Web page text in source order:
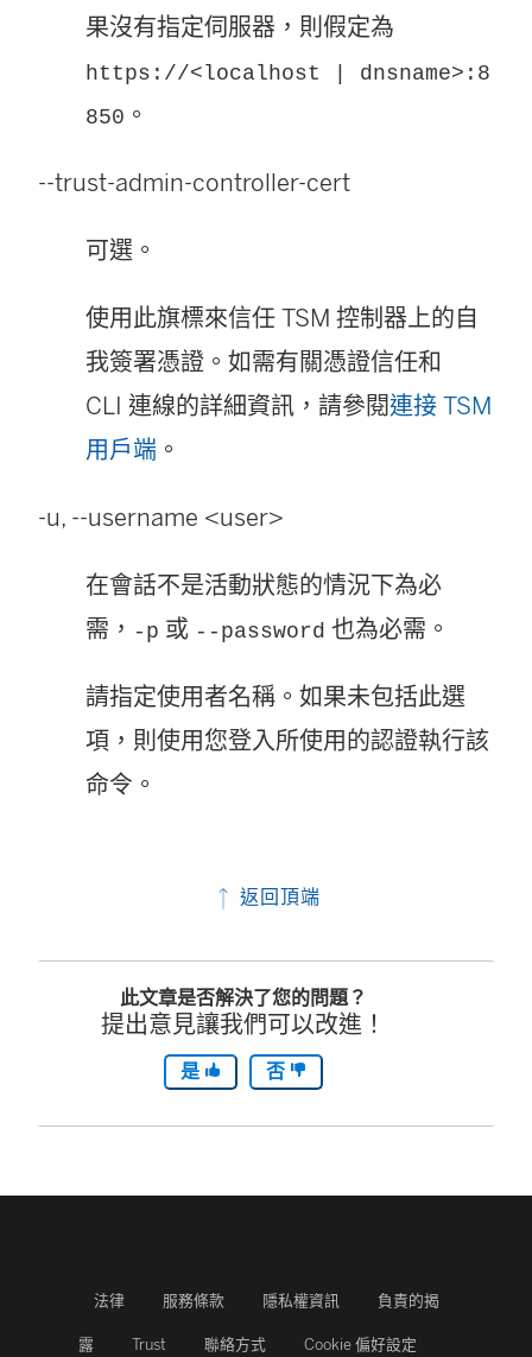
果沒有指定伺服器，則假定為
https://<localhost | dnsname>:8
850 。
--trust-admin-controller-cert
可選。
使用此旗標來信任 TSM 控制器上的自
我簽署憑證。如需有關憑證信任和
CLI 連線的詳細資訊，請參閱連接 TSM
用戶端 。
-u, --username <user>
在會話不是活動狀態的情況下為必
需， -p 或 --password 也為必需。
請指定使用者名稱。如果未包括此選
項，則使用您登入所使用的認證執行該
命令。
返回頂端
此文章是否解決了您的問題？
提出意見讓我們可以改進！
是 否
法律 服務條款 隱私權資訊 負責的揭
露 Trust 聯絡方式 Cookie 偏好設定